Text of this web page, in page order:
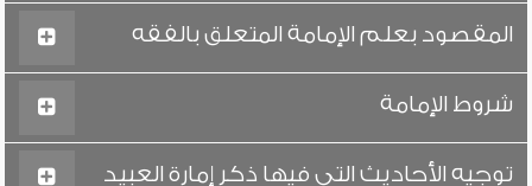
المقصود بعلم الإمامة المتعلق بالفقه
شروط الإمامة
توجيه الأحاديث التي فيها ذكر إمارة العبيد